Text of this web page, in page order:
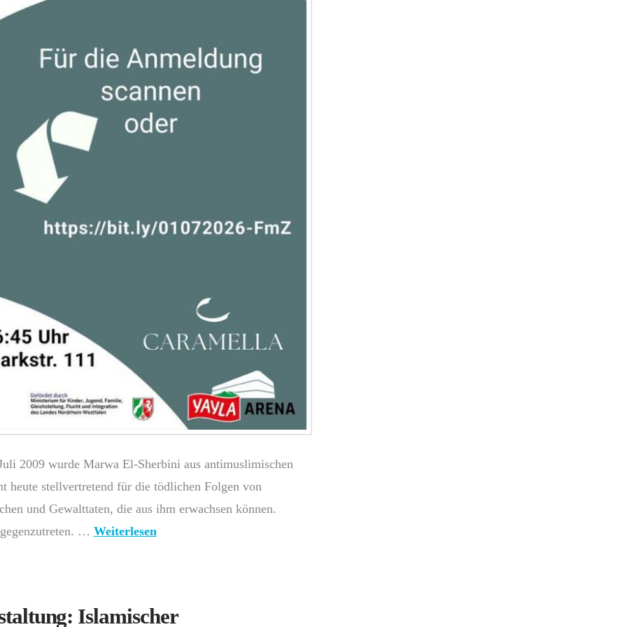
2009 wurde Marwa El-Sherbini aus antimuslimischen
heute stellvertretend für die tödlichen Folgen von
und Gewalttaten, die aus ihm erwachsen können.
… Weiterlesen
Islamischer